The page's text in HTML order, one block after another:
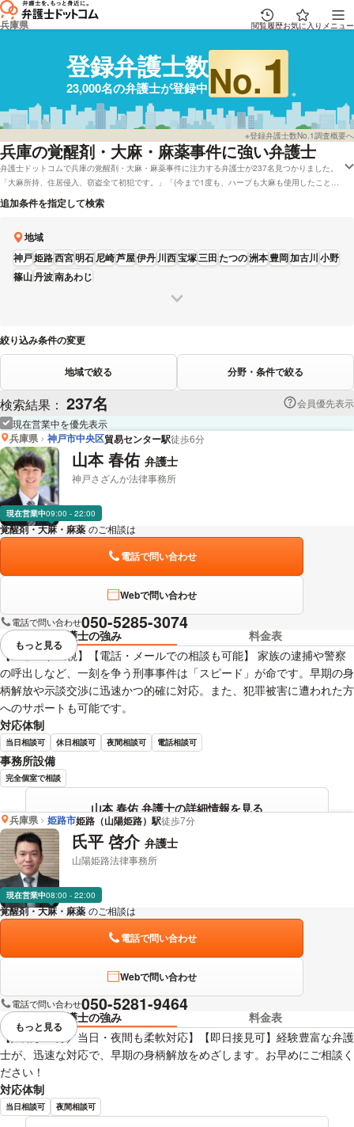
兵庫県 閲覧履歴お気に入り メニュー
登録弁護士数
23,000名の弁護士が登録中No.1
※登録弁護士数No.1調査概要へ
兵庫の覚醒剤・大麻・麻薬事件に強い弁護士
弁護士ドットコムで兵庫の覚醒剤・大麻・麻薬事件に注力する弁護士が237名見つかりました。
「大麻所持、住居侵入、窃盗全て初犯です。」「(今まで1度も、ハーブも大麻も使用したことは
ありません。)」などの状況にあります。弁護士ドットコムでは兵庫で初回相談を無料で受け付
けしてくれる弁護士や弁護士費用を分割払いで対応してくれる弁護士など、様々な条件で調べる
び方などの情報はだいたい下調べをしたけど、兵庫周辺の法律事務所の弁護士を費用で比較した
い」などのニーズにも対応することができます。弁護士の中には「「これ弁護士に相談しても良
いのかな」ということも、ご遠慮なさらずにご相談ください。」とおっしゃる方もおります。覚
せい剤・大麻・麻薬事件のトラブルに巻き込まれている方は報酬基準や資格などの条件を考慮し
て、条件に沿う弁護士に問合せをしてみることをおすすめします。
追加条件を指定して検索
地域
神戸姫路西宮明石尼崎芦屋伊丹川西宝塚三田たつの洲本豊岡加古川小野
篠山丹波南あわじ
絞り込み条件の変更
地域で絞る 分野・条件で絞る
検索結果： 237名
会員優先表示
現在営業中を優先表示
兵庫県 神戸市中央区貿易センター駅徒歩6分
山本 春佑 弁護士
神戸さざんか法律事務所
現在営業中09:00 - 22:00
覚醒剤・大麻・麻薬 のご相談は
電話で問い合わせ
Webで問い合わせ
電話で問い合わせ050-5285-3074
弁護士の強み
料金表
【スピード重視】【電話・メールでの相談も可能】 家族の逮捕や警察
の呼出しなど、一刻を争う刑事事件は「スピード」が命です。早期の身
柄解放や示談交渉に迅速かつ的確に対応。また、犯罪被害に遭われた方
へのサポートも可能です。
対応体制
当日相談可 休日相談可 夜間相談可 電話相談可
事務所設備
完全個室で相談
山本 春佑 弁護士の詳細情報を見る
視覚的に省略されている要素を
もっと見る
兵庫県 姫路市姫路（山陽姫路）駅徒歩7分
氏平 啓介 弁護士
山陽姫路法律事務所
現在営業中08:00 - 22:00
覚醒剤・大麻・麻薬 のご相談は
電話で問い合わせ
Webで問い合わせ
電話で問い合わせ050-5281-9464
弁護士の強み
料金表
【姫路駅５分／当日・夜間も柔軟対応】【即日接見可】経験豊富な弁護
士が、迅速な対応で、早期の身柄解放をめざします。お早めにご相談く
ださい！
対応体制
当日相談可 夜間相談可
視覚的に省略されている要素を
もっと見る